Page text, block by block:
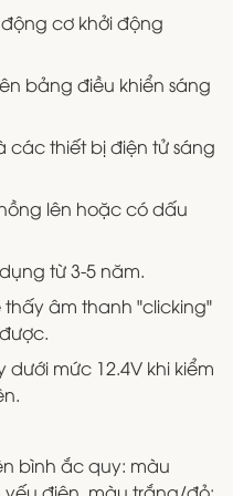
cơ khởi động
bảng điều khiển sáng
thiết bị điện tử sáng
lên hoặc có dấu
từ 3-5 năm.
âm thanh "clicking"
mức 12.4V khi kiểm
bình ắc quy: màu